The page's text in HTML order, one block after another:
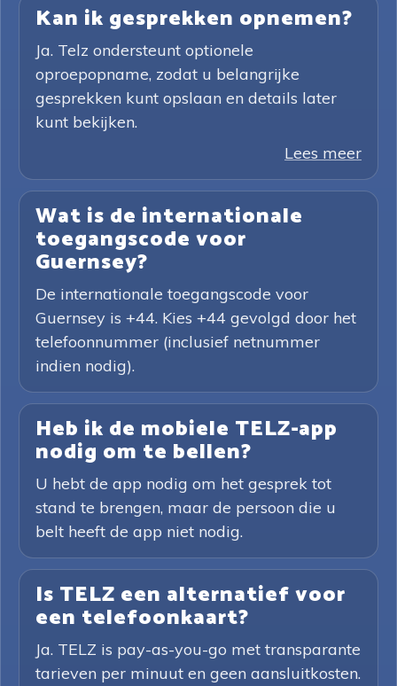
Kan ik gesprekken opnemen?
Ja. Telz ondersteunt optionele
oproepopname, zodat u belangrijke
gesprekken kunt opslaan en details later
kunt bekijken.
Lees meer
Wat is de internationale
toegangscode voor
Guernsey?
De internationale toegangscode voor
Guernsey is +44. Kies +44 gevolgd door het
telefoonnummer (inclusief netnummer
indien nodig).
Heb ik de mobiele TELZ-app
nodig om te bellen?
U hebt de app nodig om het gesprek tot
stand te brengen, maar de persoon die u
belt heeft de app niet nodig.
Is TELZ een alternatief voor
een telefoonkaart?
Ja. TELZ is pay-as-you-go met transparante
tarieven per minuut en geen aansluitkosten.